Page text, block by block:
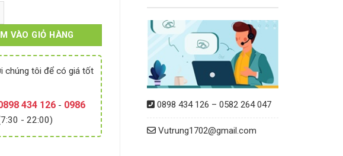
Omni (Bản Quốc tế chính hãng) số lượng
VÀO GIỎ HÀNG
chúng tôi để có giá tốt
434 126 - 0986
- 22:00)
0898 434 126 – 0582 264 047
Vutrung1702@gmail.com